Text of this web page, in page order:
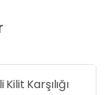
Karşılığı